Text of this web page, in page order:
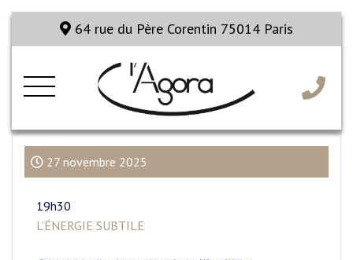
64 rue du Père Corentin 75014 Paris
27 novembre 2025
19h30
L’ÉNERGIE SUBTILE